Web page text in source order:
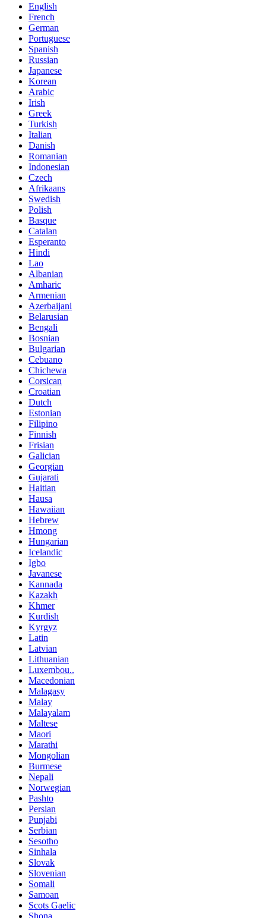
English
French
German
Portuguese
Spanish
Russian
Japanese
Korean
Arabic
Irish
Greek
Turkish
Italian
Danish
Romanian
Indonesian
Czech
Afrikaans
Swedish
Polish
Basque
Catalan
Esperanto
Hindi
Lao
Albanian
Amharic
Armenian
Azerbaijani
Belarusian
Bengali
Bosnian
Bulgarian
Cebuano
Chichewa
Corsican
Croatian
Dutch
Estonian
Filipino
Finnish
Frisian
Galician
Georgian
Gujarati
Haitian
Hausa
Hawaiian
Hebrew
Hmong
Hungarian
Icelandic
Igbo
Javanese
Kannada
Kazakh
Khmer
Kurdish
Kyrgyz
Latin
Latvian
Lithuanian
Luxembou..
Macedonian
Malagasy
Malay
Malayalam
Maltese
Maori
Marathi
Mongolian
Burmese
Nepali
Norwegian
Pashto
Persian
Punjabi
Serbian
Sesotho
Sinhala
Slovak
Slovenian
Somali
Samoan
Scots Gaelic
Shona